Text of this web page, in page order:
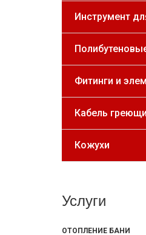
Инструмент
Фитинги и
Кабель
Кожухи
Услуги
ОТОПЛЕНИЕ БАНИ